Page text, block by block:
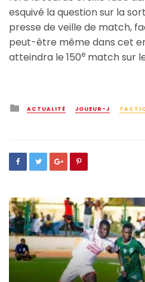
esquivé la question sur la
presse de veille de match,
peut-être même dans cet
atteindra le 150e match sur
Posted
in
ACTUALITÉ JOUEUR-J